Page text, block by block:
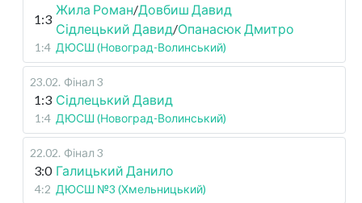
1:3
Жила Роман/Довбиш Давид
Сідлецький Давид/Опанасюк Дмитро
1:4 ДЮСШ (Новоград-Волинський)
23.02. Фінал 3
1:3 Сідлецький Давид
1:4 ДЮСШ (Новоград-Волинський)
22.02. Фінал 3
3:0 Галицький Данило
4:2 ДЮСШ №3 (Хмельницький)